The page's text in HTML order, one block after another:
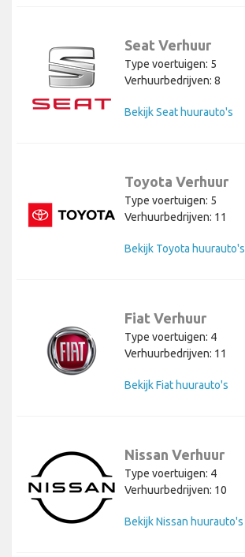
Seat Verhuur
Type voertuigen: 5
Verhuurbedrijven: 8
Bekijk Seat huurauto's
Toyota Verhuur
Type voertuigen: 5
Verhuurbedrijven: 11
Bekijk Toyota huurauto's
Fiat Verhuur
Type voertuigen: 4
Verhuurbedrijven: 11
Bekijk Fiat huurauto's
Nissan Verhuur
Type voertuigen: 4
Verhuurbedrijven: 10
Bekijk Nissan huurauto's